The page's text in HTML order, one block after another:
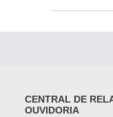
CENTRAL DE
OUVIDORIA